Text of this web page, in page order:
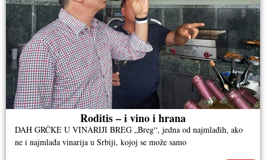
Roditis – i vino i hrana
DAH GRČKE U VINARIJI BREG „Breg“, jedna od najmlađih, ako
ne i najmlađa vinarija u Srbiji, kojoj se može samo